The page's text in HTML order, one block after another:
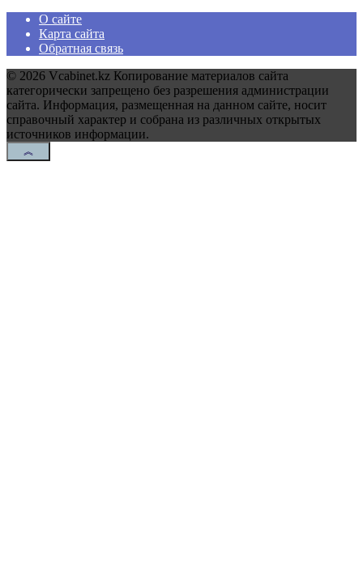
О сайте
Карта сайта
Обратная связь
© 2026 Vcabinet.kz Копирование материалов сайта
категорически запрещено без разрешения администрации
сайта. Информация, размещенная на данном сайте, носит
справочный характер и собрана из различных открытых
источников информации.